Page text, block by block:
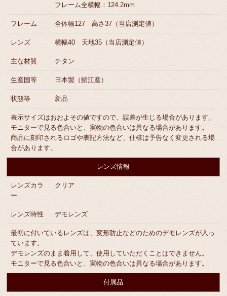
フレーム全横幅：124.2mm
フレーム 全体幅127 高さ37（当店測定値）
レンズ 横幅40 天地35（当店測定値）
主な材質 チタン
生産国等 日本製（鯖江産）
状態等 新品
表示サイズはおおよその値ですので、誤差が生じる場合があります。
モニターで見る色合いと、実物の色合いは異なる場合があります。
商品に刻印されるロゴや表記方法など、仕様は予告なく変更される場
合があります。
レンズ情報
レンズカラ
ー
クリア
レンズ特性 デモレンズ
最初に付いているレンズは、変形防止などのためのデモレンズが入っ
ています。
デモレンズのまま着用して、使用していただくことはできません。
モニターで見る色合いと、実物の色合いは異なる場合があります。
付属品